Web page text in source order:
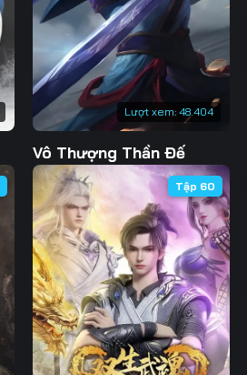
Lượt xem: 48.404
Vô Thượng Thần Đế
Tập 60